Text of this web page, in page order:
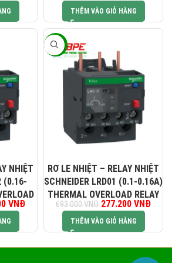
693.000 VNĐ.
THÊM VÀO GIỎ HÀNG
NHIỆT
(0.16-
là: 693.000 VNĐ.
VNĐ Giá hiện tại là: 277.200 VNĐ.
-60%
RƠ LE NHIỆT – RELAY NHIỆT
SCHNEIDER LRD01 (0.1-0.16A)
THERMAL OVERLOAD RELAY
693.000VNĐ
Giá gốc là:
693.000 VNĐ.
277.200 VNĐ
THÊM VÀO GIỎ HÀNG